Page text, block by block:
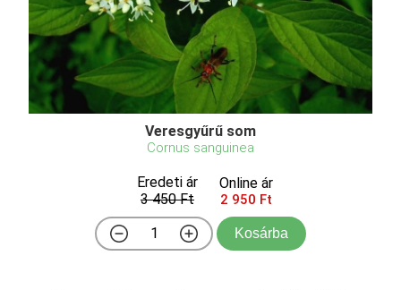
Veresgyűrű som
Cornus sanguinea
Eredeti ár
3 450 Ft
Online ár
2 950 Ft
Kosárba